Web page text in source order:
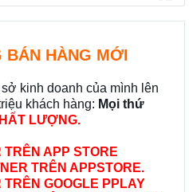
BÁN HÀNG MỚI
kinh doanh của mình lên
khách hàng: Mọi thứ
LƯỢNG.
TRÊN APP STORE
TRÊN APPSTORE.
TRÊN GOOGLE PPLAY